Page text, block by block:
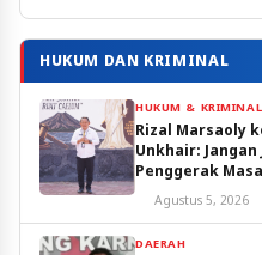
HUKUM DAN KRIMINAL
HUKUM & KRIMINAL
Rizal Marsaoly
Unkhair: Jangan
Penggerak
Utara
Agustus 5, 2026
DAERAH